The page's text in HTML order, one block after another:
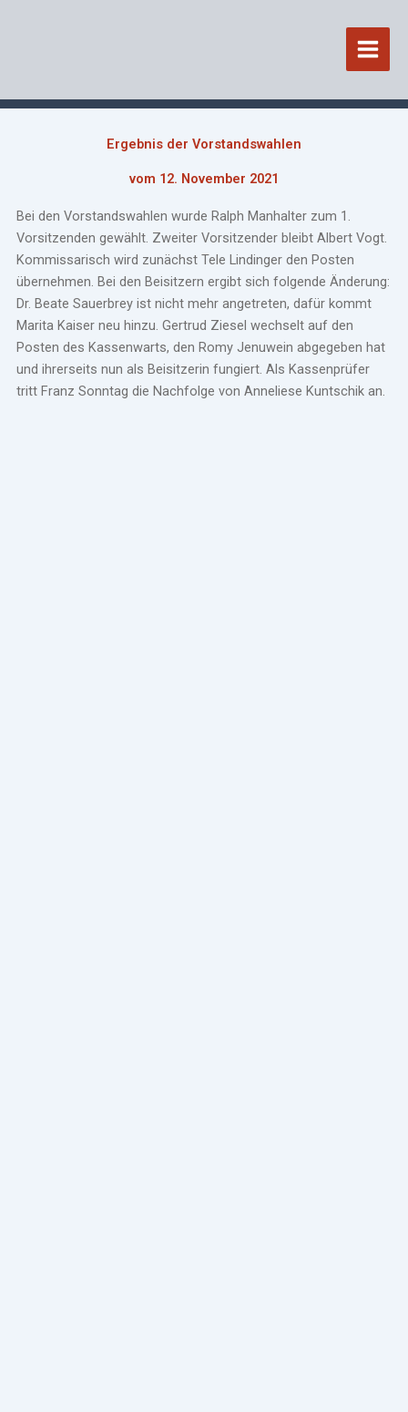
Ergebnis der Vorstandswahlen
vom 12. November 2021
Bei den Vorstandswahlen wurde Ralph Manhalter zum 1.
Vorsitzenden gewählt. Zweiter Vorsitzender bleibt Albert Vogt.
Kommissarisch wird zunächst Tele Lindinger den Posten
übernehmen. Bei den Beisitzern ergibt sich folgende Änderung:
Dr. Beate Sauerbrey ist nicht mehr angetreten, dafür kommt
Marita Kaiser neu hinzu. Gertrud Ziesel wechselt auf den
Posten des Kassenwarts, den Romy Jenuwein abgegeben hat
und ihrerseits nun als Beisitzerin fungiert. Als Kassenprüfer
tritt Franz Sonntag die Nachfolge von Anneliese Kuntschik an.